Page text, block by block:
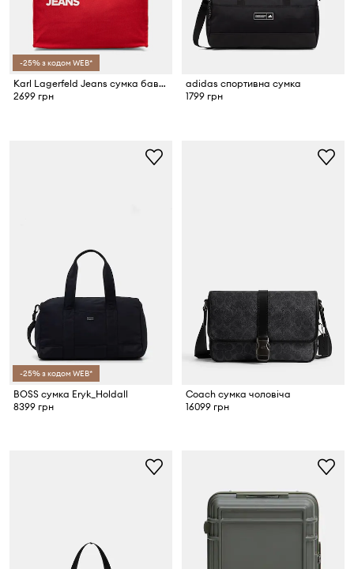
-25% з кодом WEB*
Karl Lagerfeld Jeans сумка бавовняна
2699 грн
adidas спортивна сумка
1799 грн
-25% з кодом WEB*
BOSS сумка Eryk_Holdall
8399 грн
Coach сумка чоловіча
16099 грн